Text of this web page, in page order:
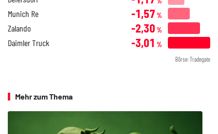
Munich Re -1,57 %
Zalando -2,30 %
Daimler Truck -3,01 %
Börse: Tradegate
Mehr zum Thema